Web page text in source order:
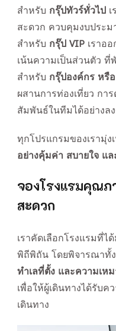
สำหรับ กรุ๊ปทัวร์ทั่วไป
สะดวก ควบคุมงบประ
สำหรับ กรุ๊ป VIP เราอ
เน้นความเป็นส่วนตัว ที่
สำหรับ กรุ๊ปองค์กร หรื
ผสานการท่องเที่ยว กา
สัมพันธ์ในทีมได้อย่างล
ทุกโปรแกรมของเรามุ่ง
อย่างคุ้มค่า สบายใจ แ
จองโรงแรมคุณภ
สะดวก
เราคัดเลือกโรงแรมที่ไ
พิถีพิถัน โดยพิจารณาทั้ง
ทำเลที่ตั้ง และความเห
เพื่อให้ผู้เดินทางได้รับ
เดินทาง